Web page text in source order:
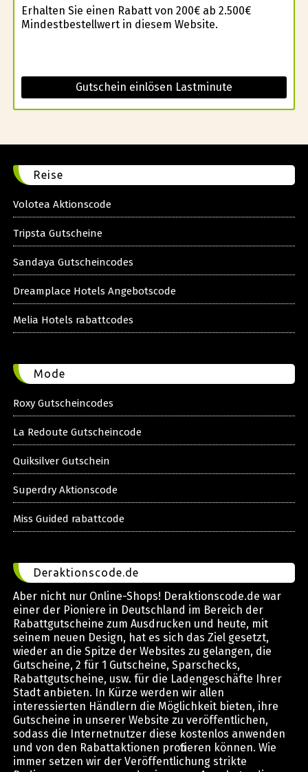
Erhalten Sie einen Rabatt von 200€ ab 2.500€
Mindestbestellwert in diesem Website.
Gutschein einlösen Lastminute
Reise
Volotea Aktionscode
Tripsta Gutscheine
Sandaya Gutscheincodes
Dreamplace Hotels Angebotscode
Melia Hotels rabattcodes
Mode
Roxy Gutscheincodes
La Redoute Gutscheincode
Quiksilver Gutschein
Superdry Aktionscode
Miss Guided rabattcode
Deraktionscode.de
Aber nicht nur Online-Shops! Deraktionscode.de war
einer der Pioniere in Deutschland im Bereich der
Rabattgutscheine zum Ausdrucken und heute, mit
seinem neuen Design, hat es sich das Ziel gesetzt,
wieder an die Spitze der Websites zu gelangen, die
Gutscheine, 2 für 1 Gutscheine, Sparschecks,
Rabattgutscheine, usw. für die Ladengeschäfte Ihrer
Stadt anbieten. In Kürze werden wir allen
interessierten Händlern die Möglichkeit bieten, ihre
Gutscheine in unserer Website zu veröffentlichen,
sodass die Internetnutzer diese kostenlos anwenden
und von den Rabattaktionen profitieren können. Wie
immer setzen wir der Veröffentlichung strikte